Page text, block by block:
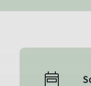
Anfahrt Der
Weitere
75 Jahre Sektion